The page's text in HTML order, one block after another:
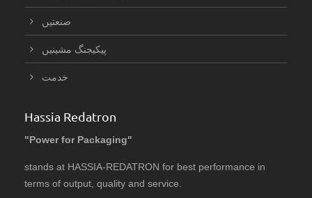
صنعتیں
پیکیجنگ مشینیں
خدمت
Hassia Redatron
"Power for Packaging"
stands at HASSIA-REDATRON for best performance in
terms of output, quality and service.